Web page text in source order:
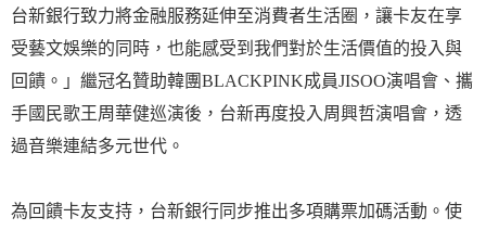
台新銀行致力將金融服務延伸至消費者生活圈，讓卡友在享
受藝文娛樂的同時，也能感受到我們對於生活價值的投入與
回饋。」繼冠名贊助韓團BLACKPINK成員JISOO演唱會、攜
手國民歌王周華健巡演後，台新再度投入周興哲演唱會，透
過音樂連結多元世代。
為回饋卡友支持，台新銀行同步推出多項購票加碼活動。使